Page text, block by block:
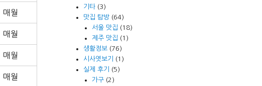
매월
매월
매월
매월
기타 (3)
맛집 탐방 (64)
서울 맛집 (18)
제주 맛집 (1)
생활정보 (76)
시사엿보기
(1)
실제 후기
(5)
가구(2)